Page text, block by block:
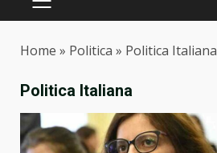
PRIMARY
Home » Politica » Politica Italiana
Politica Italiana